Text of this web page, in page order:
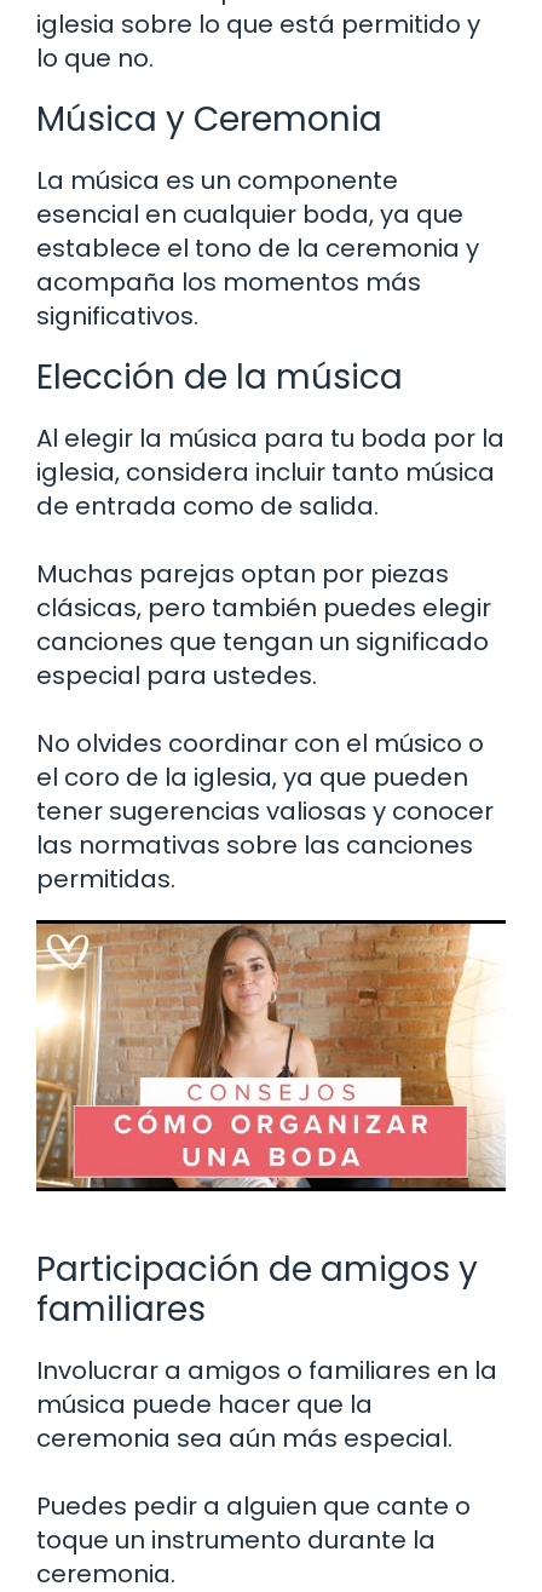
iglesia sobre lo que está permitido y
lo que no.
Música y Ceremonia
La música es un componente
esencial en cualquier boda, ya que
establece el tono de la ceremonia y
acompaña los momentos más
significativos.
Elección de la música
Al elegir la música para tu boda por la
iglesia, considera incluir tanto música
de entrada como de salida.
Muchas parejas optan por piezas
clásicas, pero también puedes elegir
canciones que tengan un significado
especial para ustedes.
No olvides coordinar con el músico o
el coro de la iglesia, ya que pueden
tener sugerencias valiosas y conocer
las normativas sobre las canciones
permitidas.
Participación de amigos y
familiares
Involucrar a amigos o familiares en la
música puede hacer que la
ceremonia sea aún más especial.
Puedes pedir a alguien que cante o
toque un instrumento durante la
ceremonia.